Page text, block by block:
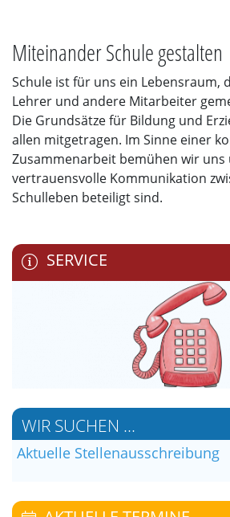
Miteinander Schule gestalten
Schule ist für uns ein Lebensraum,
Lehrer und andere Mitarbeiter
Die Grundsätze für Bildung und
allen mitgetragen. Im Sinne einer
Zusammenarbeit bemühen wir
vertrauensvolle Kommunikation
Schulleben beteiligt sind.
SERVICE
WIR SUCHEN ...
Aktuelle Stellenausschreibung